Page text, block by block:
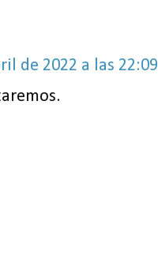
de 2022 a las 22:09